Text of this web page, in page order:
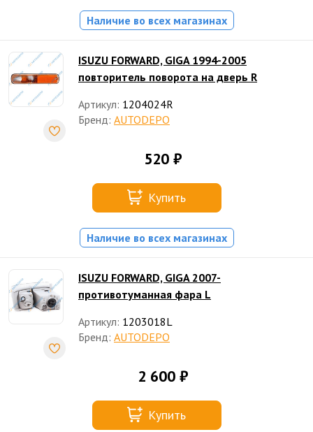
Наличие во всех магазинах
ISUZU FORWARD, GIGA 1994-2005
повторитель поворота на дверь R
Артикул: 1204024R
Бренд: AUTODEPO
520 ₽
Купить
Наличие во всех магазинах
ISUZU FORWARD, GIGA 2007-
противотуманная фара L
Артикул: 1203018L
Бренд: AUTODEPO
2 600 ₽
Купить